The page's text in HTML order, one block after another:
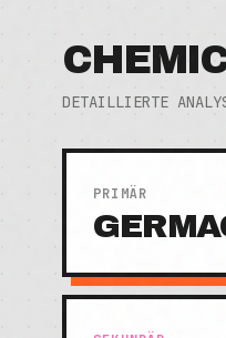
DETAILLIERTE
PRIMÄR